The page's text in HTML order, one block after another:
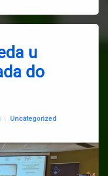
u
do
Kategorije:
Uncategorized